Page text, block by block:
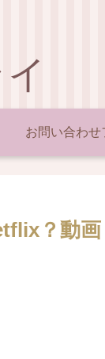
お問い合わせ
？動画